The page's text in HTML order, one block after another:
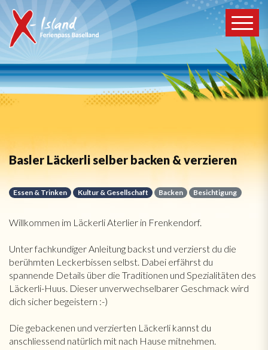
Basler Läckerli selber backen & verzieren
Essen & Trinken Kultur & Gesellschaft Backen Besichtigung
Willkommen im Läckerli Aterlier in Frenkendorf.
Unter fachkundiger Anleitung backst und verzierst du die
berühmten Leckerbissen selbst. Dabei erfährst du
spannende Details über die Traditionen und Spezialitäten des
Läckerli-Huus. Dieser unverwechselbarer Geschmack wird
dich sicher begeistern :-)
Die gebackenen und verzierten Läckerli kannst du
anschliessend natürlich mit nach Hause mitnehmen.